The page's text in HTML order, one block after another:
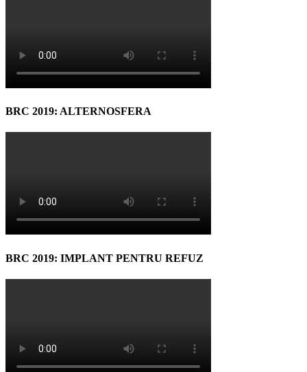
BRC 2019: ALTERNOSFERA
BRC 2019: IMPLANT PENTRU REFUZ